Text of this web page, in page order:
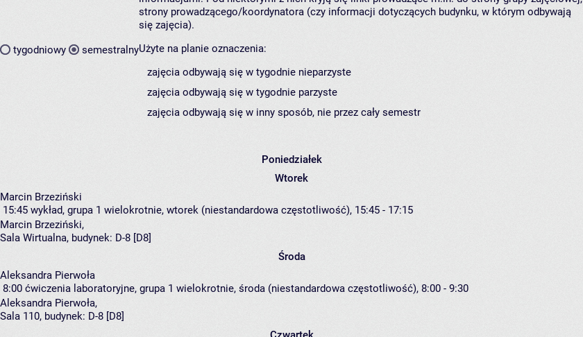
tygodniowy semestralny
strony prowadzącego/koordynatora (czy informacji dotyczących budynku, w którym odbywają
się zajęcia).
Użyte na planie oznaczenia:
zajęcia odbywają się w tygodnie nieparzyste
zajęcia odbywają się w tygodnie parzyste
zajęcia odbywają się w inny sposób, nie przez cały semestr
Poniedziałek
Wtorek
Marcin Brzeziński
15:45 wykład, grupa 1 wielokrotnie, wtorek (niestandardowa częstotliwość), 15:45 - 17:15
Marcin Brzeziński,
Sala Wirtualna, budynek: D-8 [D8]
Środa
Aleksandra Pierwoła
8:00 ćwiczenia laboratoryjne, grupa 1 wielokrotnie, środa (niestandardowa częstotliwość), 8:00 - 9:30
Aleksandra Pierwoła,
Sala 110, budynek: D-8 [D8]